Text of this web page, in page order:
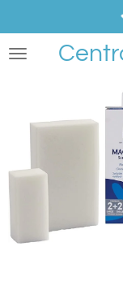
au
contenu